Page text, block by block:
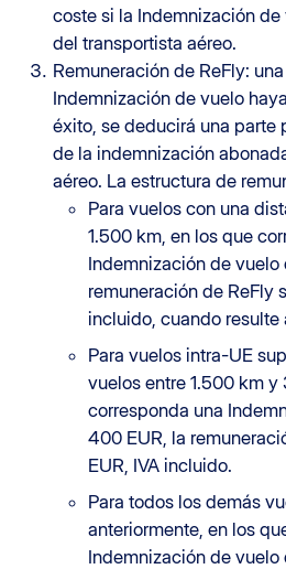
coste si la Indemnización
del transportista aéreo.
Remuneración de ReFly:
Indemnización de vuelo
éxito, se deducirá una parte
de la indemnización
aéreo. La estructura de
Para vuelos con una
1.500 km, en los que
Indemnización de vuelo
remuneración de ReFly
incluido, cuando resulte
Para vuelos intra-UE
vuelos entre 1.500 km
corresponda una
400 EUR, la
EUR, IVA incluido.
Para todos los demás
anteriormente, en los
Indemnización de vuelo